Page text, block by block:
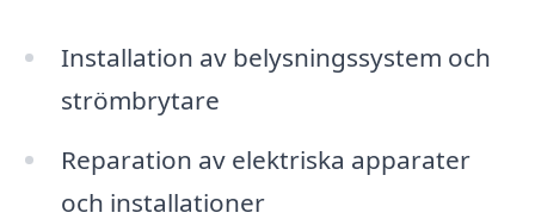
Installation av belysningssystem och
strömbrytare
Reparation av elektriska apparater
och installationer